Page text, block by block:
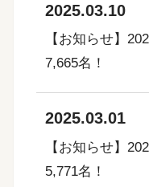
2025.03.10
【お知らせ】
7,665名！
2025.03.01
【お知らせ】
5,771名！